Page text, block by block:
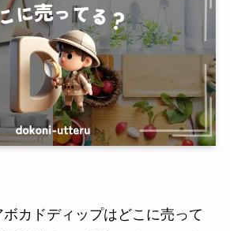
カドディップはどこに売って